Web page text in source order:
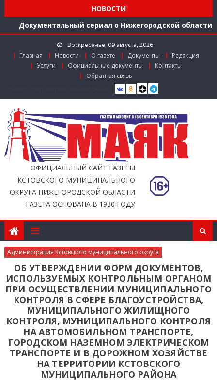
НОВОСТИ
Расширяем международное сотрудничество
Документальный сериал о Нижегородской области
Более 40 организаций-лидеров строительства
Нижегородской области получили награды в канун
Дня строителя
Использование беспилотников для выявления
незаконного сброса мусора с грузовиков начали
тестировать в Нижегородской области
Более 350 тысяч граждан стали пользователями
«Карты жителя Нижегородской области» к
середине 2026 года
Расширяем международное сотрудничество
Воскресенье, 09 августа, 2026
Главная
Новости О газете Документы
Редакция
Услуги
Официальные документы
Контакты
Обратная связь
ОФИЦИАЛЬНЫЙ САЙТ ГАЗЕТЫ
КСТОВСКОГО МУНИЦИПАЛЬНОГО
ОКРУГА НИЖЕГОРОДСКОЙ ОБЛАСТИ
ГАЗЕТА ОСНОВАНА В 1930 ГОДУ
Администрация Кстовского муниципального округа
ОБ УТВЕРЖДЕНИИ ФОРМ ДОКУМЕНТОВ,
ИСПОЛЬЗУЕМЫХ КОНТРОЛЬНЫМ ОРГАНОМ
ПРИ ОСУЩЕСТВЛЕНИИ МУНИЦИПАЛЬНОГО
КОНТРОЛЯ В СФЕРЕ БЛАГОУСТРОЙСТВА,
МУНИЦИПАЛЬНОГО ЖИЛИЩНОГО
КОНТРОЛЯ, МУНИЦИПАЛЬНОГО КОНТРОЛЯ
НА АВТОМОБИЛЬНОМ ТРАНСПОРТЕ,
ГОРОДСКОМ НАЗЕМНОМ ЭЛЕКТРИЧЕСКОМ
ТРАНСПОРТЕ И В ДОРОЖНОМ ХОЗЯЙСТВЕ
НА ТЕРРИТОРИИ КСТОВСКОГО
МУНИЦИПАЛЬНОГО РАЙОНА